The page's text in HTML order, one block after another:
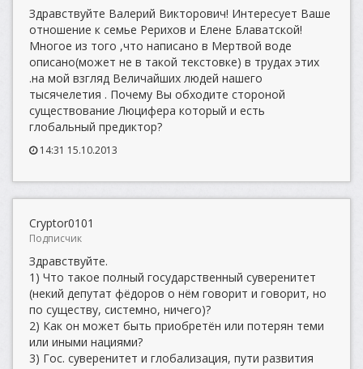
Здравствуйте Валерий Викторович! Интересует Ваше
отношение к семье Рерихов и Елене Блаватской!
Многое из того ,что написано в Мертвой воде
описано(может не в такой текстовке) в трудах этих
.на мой взгляд Величайших людей нашего
тысячелетия . Почему Вы обходите стороной
существование Люцифера который и есть
глобальный предиктор?
14:31 15.10.2013
Cryptor0101
Подписчик
Здравствуйте.
1) Что такое полный государственный суверенитет
(некий депутат фёдоров о нём говорит и говорит, но
по существу, системно, ничего)?
2) Как он может быть приобретён или потерян теми
или иными нациями?
3) Гос. суверенитет и глобализация, пути развития